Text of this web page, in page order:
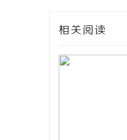
相关阅读